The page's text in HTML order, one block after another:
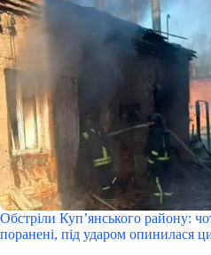
Обстріли Куп’янського району:
поранені, під ударом опинилася